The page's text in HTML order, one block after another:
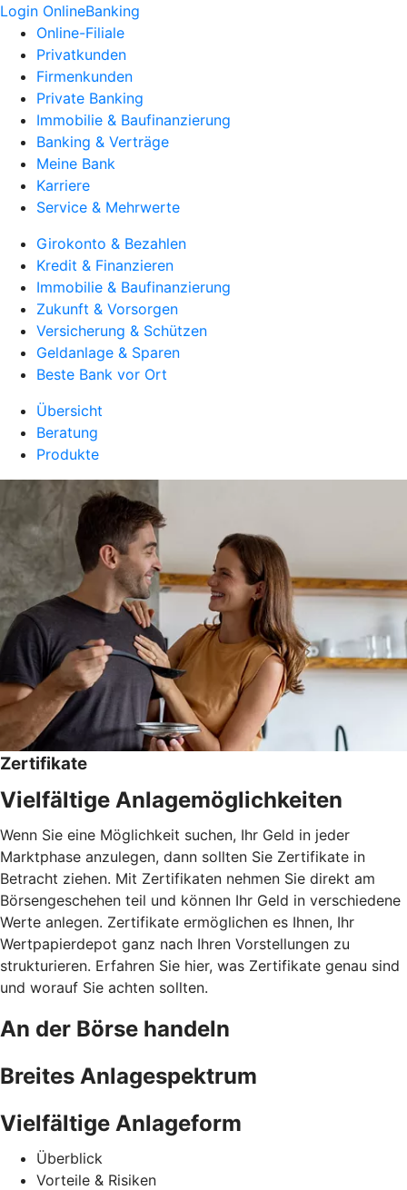
Login OnlineBanking
Online-Filiale
Privatkunden
Firmenkunden
Private Banking
Immobilie & Baufinanzierung
Banking & Verträge
Meine Bank
Karriere
Service & Mehrwerte
Girokonto & Bezahlen
Kredit & Finanzieren
Immobilie & Baufinanzierung
Zukunft & Vorsorgen
Versicherung & Schützen
Geldanlage & Sparen
Beste Bank vor Ort
Übersicht
Beratung
Produkte
Zertifikate
Vielfältige Anlagemöglichkeiten
Wenn Sie eine Möglichkeit suchen, Ihr Geld in jeder
Marktphase anzulegen, dann sollten Sie Zertifikate in
Betracht ziehen. Mit Zertifikaten nehmen Sie direkt am
Börsengeschehen teil und können Ihr Geld in verschiedene
Werte anlegen. Zertifikate ermöglichen es Ihnen, Ihr
Wertpapierdepot ganz nach Ihren Vorstellungen zu
strukturieren. Erfahren Sie hier, was Zertifikate genau sind
und worauf Sie achten sollten.
An der Börse handeln
Breites Anlagespektrum
Vielfältige Anlageform
Überblick
Vorteile & Risiken